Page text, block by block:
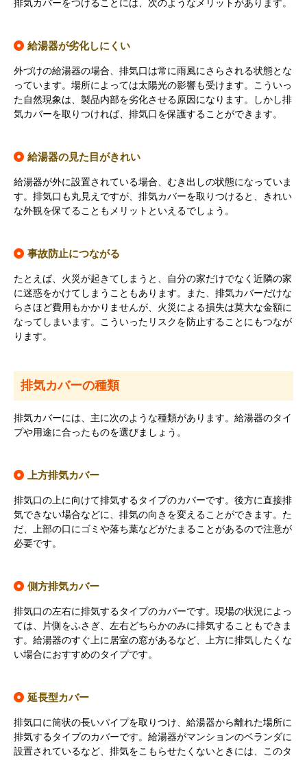
排気カバーをつけることには、次のようなメリットがあります。
給湯器が劣化しにくい
外づけの給湯器の場合、排気口は常に雨風にさらされる状態とな
っています。場所によっては太陽光の影響も受けます。こういっ
た自然現象は、製品内部を劣化させる原因になります。しかし排
気カバーを取りつければ、排気口を保護することができます。
給湯器の見た目がきれい
給湯器が外に設置されている場合、むき出しの状態になっていま
す。排気口も丸見えですが、排気カバーを取りつけると、きれい
な外観を保てることもメリットといえるでしょう。
事故防止につながる
たとえば、火災が起きてしまうと、自分の家だけでなく近隣の家
に迷惑をかけてしまうこともあります。また、排気カバーだけな
らさほど費用もかかりませんが、火災による損失は莫大な金額に
なってしまいます。こういったリスクを防止することにもつなが
ります。
排気カバーの種類
排気カバーには、主に次のような種類があります。給湯器のタイ
プや用途に合ったものを選びましょう。
上方排気カバー
排気口の上に向けて排気するタイプのカバーです。後方に直接排
気できない場合などに、排気の向きを変えることができます。た
だ、上部の口にゴミや落ち葉などがたまることがあるので注意が
必要です。
側方排気カバー
排気口の左右に排気するタイプのカバーです。現場の状況によっ
ては、片側をふさぎ、左右どちらかのみに排気することもできま
す。給湯器のすぐ上に居室の窓があるなど、上方に排気したくな
い場合におすすめのタイプです。
延長型カバー
排気口に筒状の長いパイプを取りつけ、給湯器から離れた場所に
排気するタイプのカバーです。給湯器がマンションのベランダに
設置されているなど、排気をこもらせたくないときには、このタ